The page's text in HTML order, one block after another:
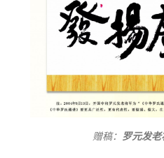
赠稿： 罗元发老